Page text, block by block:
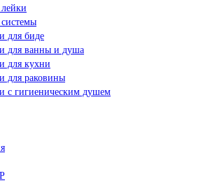
для биде
для ванны и душа
для кухни
для раковины
с гигиеническим душем